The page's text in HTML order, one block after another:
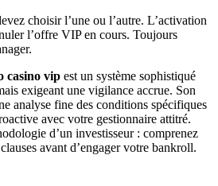
choisir l’une ou l’autre. L’activation
l’offre VIP en cours. Toujours
casino vip est un système sophistiqué
exigeant une vigilance accrue. Son
analyse fine des conditions spécifiques
avec votre gestionnaire attitré.
d’un investisseur : comprenez
avant d’engager votre bankroll.